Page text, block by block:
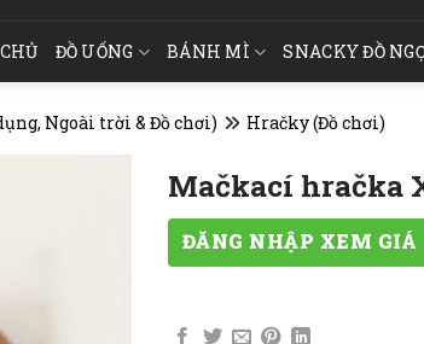
ĐỒ UỐNG BÁNH MÌ SNACKY ĐỒ
Ngoài trời & Đồ chơi) Hračky (Đồ chơi)
Mačkací hračka
ĐĂNG NHẬP XEM GIÁ